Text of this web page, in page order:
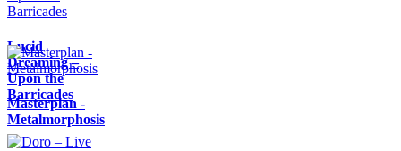
Lucid
Dreaming –
Upon the
Barricades
Masterplan -
Metalmorphosis